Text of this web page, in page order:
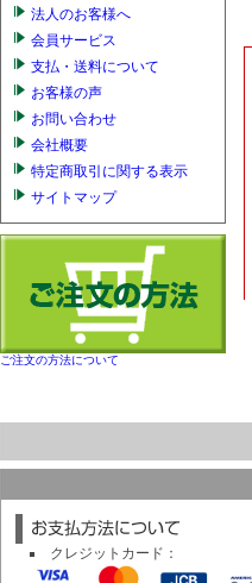
法人のお客様へ
会員サービス
支払・送料について
お客様の声
お問い合わせ
会社概要
特定商取引に関する表示
サイトマップ
ご注文の方法について
クレジットカード：